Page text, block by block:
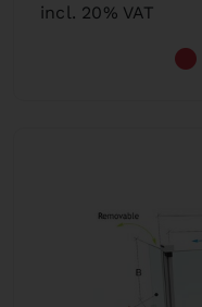
incl. 20% VAT